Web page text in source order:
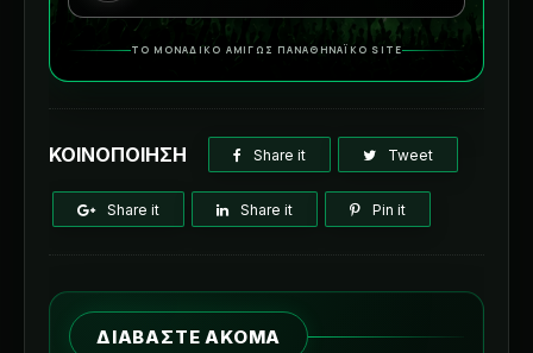
ΤΟ ΜΟΝΑΔΙΚΟ ΑΜΙΓΩΣ ΠΑΝΑΘΗΝΑΪΚΟ SITE
ΚΟΙΝΟΠΟΙΗΣΗ Share it Tweet
Share it Share it Pin it
ΔΙΑΒΑΣΤΕ ΑΚΟΜΑ